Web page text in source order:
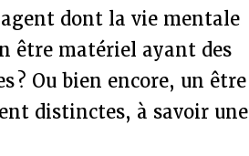
dont la vie mentale
être matériel ayant des
? Ou bien encore, un être
distinctes, à savoir une